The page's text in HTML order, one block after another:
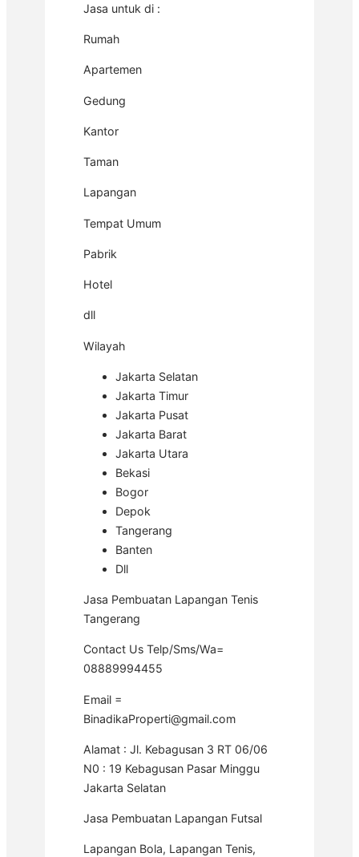
Jasa untuk di :
Rumah
Apartemen
Gedung
Kantor
Taman
Lapangan
Tempat Umum
Pabrik
Hotel
dll
Wilayah
Jakarta Selatan
Jakarta Timur
Jakarta Pusat
Jakarta Barat
Jakarta Utara
Bekasi
Bogor
Depok
Tangerang
Banten
Dll
Jasa Pembuatan Lapangan Tenis
Tangerang
Contact Us Telp/Sms/Wa=
08889994455
Email =
BinadikaProperti@gmail.com
Alamat : Jl. Kebagusan 3 RT 06/06
N0 : 19 Kebagusan Pasar Minggu
Jakarta Selatan
Jasa Pembuatan Lapangan Futsal
Lapangan Bola, Lapangan Tenis,